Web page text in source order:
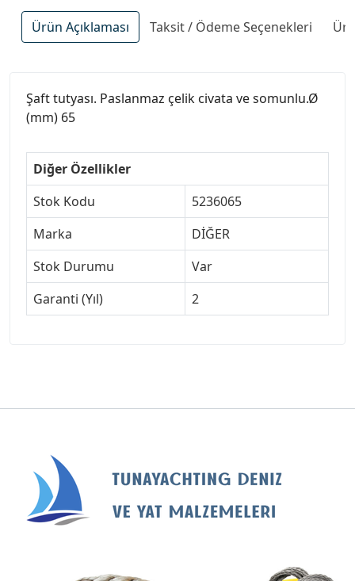
Ürün Açıklaması Taksit / Ödeme Seçenekleri
Şaft tutyası. Paslanmaz çelik civata ve somunlu.Ø
(mm) 65
Diğer Özellikler
Stok Kodu
5236065
Marka
DİĞER
Stok Durumu
Var
Garanti (Yıl)
2